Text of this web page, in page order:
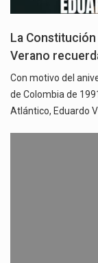
La
Verano
Con motivo del
de Colombia de
Atlántico, Eduardo